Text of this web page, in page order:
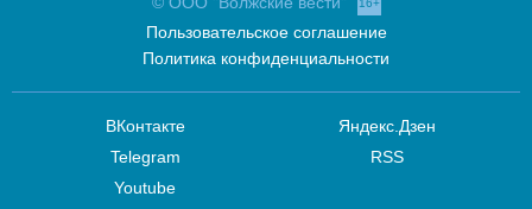
16+
Пользовательское соглашение
Политика конфиденциальности
ВКонтакте
Telegram
Youtube
Яндекс.Дзен
RSS